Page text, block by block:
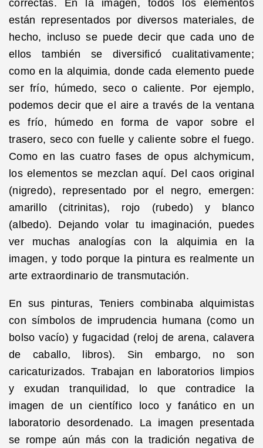
correctas. En la imagen, todos los elementos
están representados por diversos materiales, de
hecho, incluso se puede decir que cada uno de
ellos también se diversificó cualitativamente;
como en la alquimia, donde cada elemento puede
ser frío, húmedo, seco o caliente. Por ejemplo,
podemos decir que el aire a través de la ventana
es frío, húmedo en forma de vapor sobre el
trasero, seco con fuelle y caliente sobre el fuego.
Como en las cuatro fases de opus alchymicum,
los elementos se mezclan aquí. Del caos original
(nigredo), representado por el negro, emergen:
amarillo (citrinitas), rojo (rubedo) y blanco
(albedo). Dejando volar tu imaginación, puedes
ver muchas analogías con la alquimia en la
imagen, y todo porque la pintura es realmente un
arte extraordinario de transmutación.
En sus pinturas, Teniers combinaba alquimistas
con símbolos de imprudencia humana (como un
bolso vacío) y fugacidad (reloj de arena, calavera
de caballo, libros). Sin embargo, no son
caricaturizados. Trabajan en laboratorios limpios
y exudan tranquilidad, lo que contradice la
imagen de un científico loco y fanático en un
laboratorio desordenado. La imagen presentada
se rompe aún más con la tradición negativa de